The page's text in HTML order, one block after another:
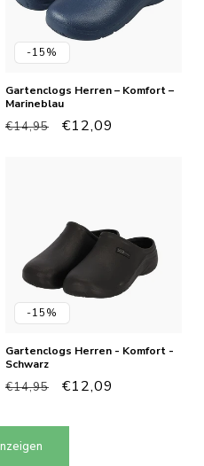
-15%
Gartenclogs Herren – Komfort –
Marineblau
Normaler
€14,95 Verkaufspreis
€12,09
-15%
Gartenclogs Herren - Komfort -
Schwarz
Normaler
€14,95 Verkaufspreis
€12,09